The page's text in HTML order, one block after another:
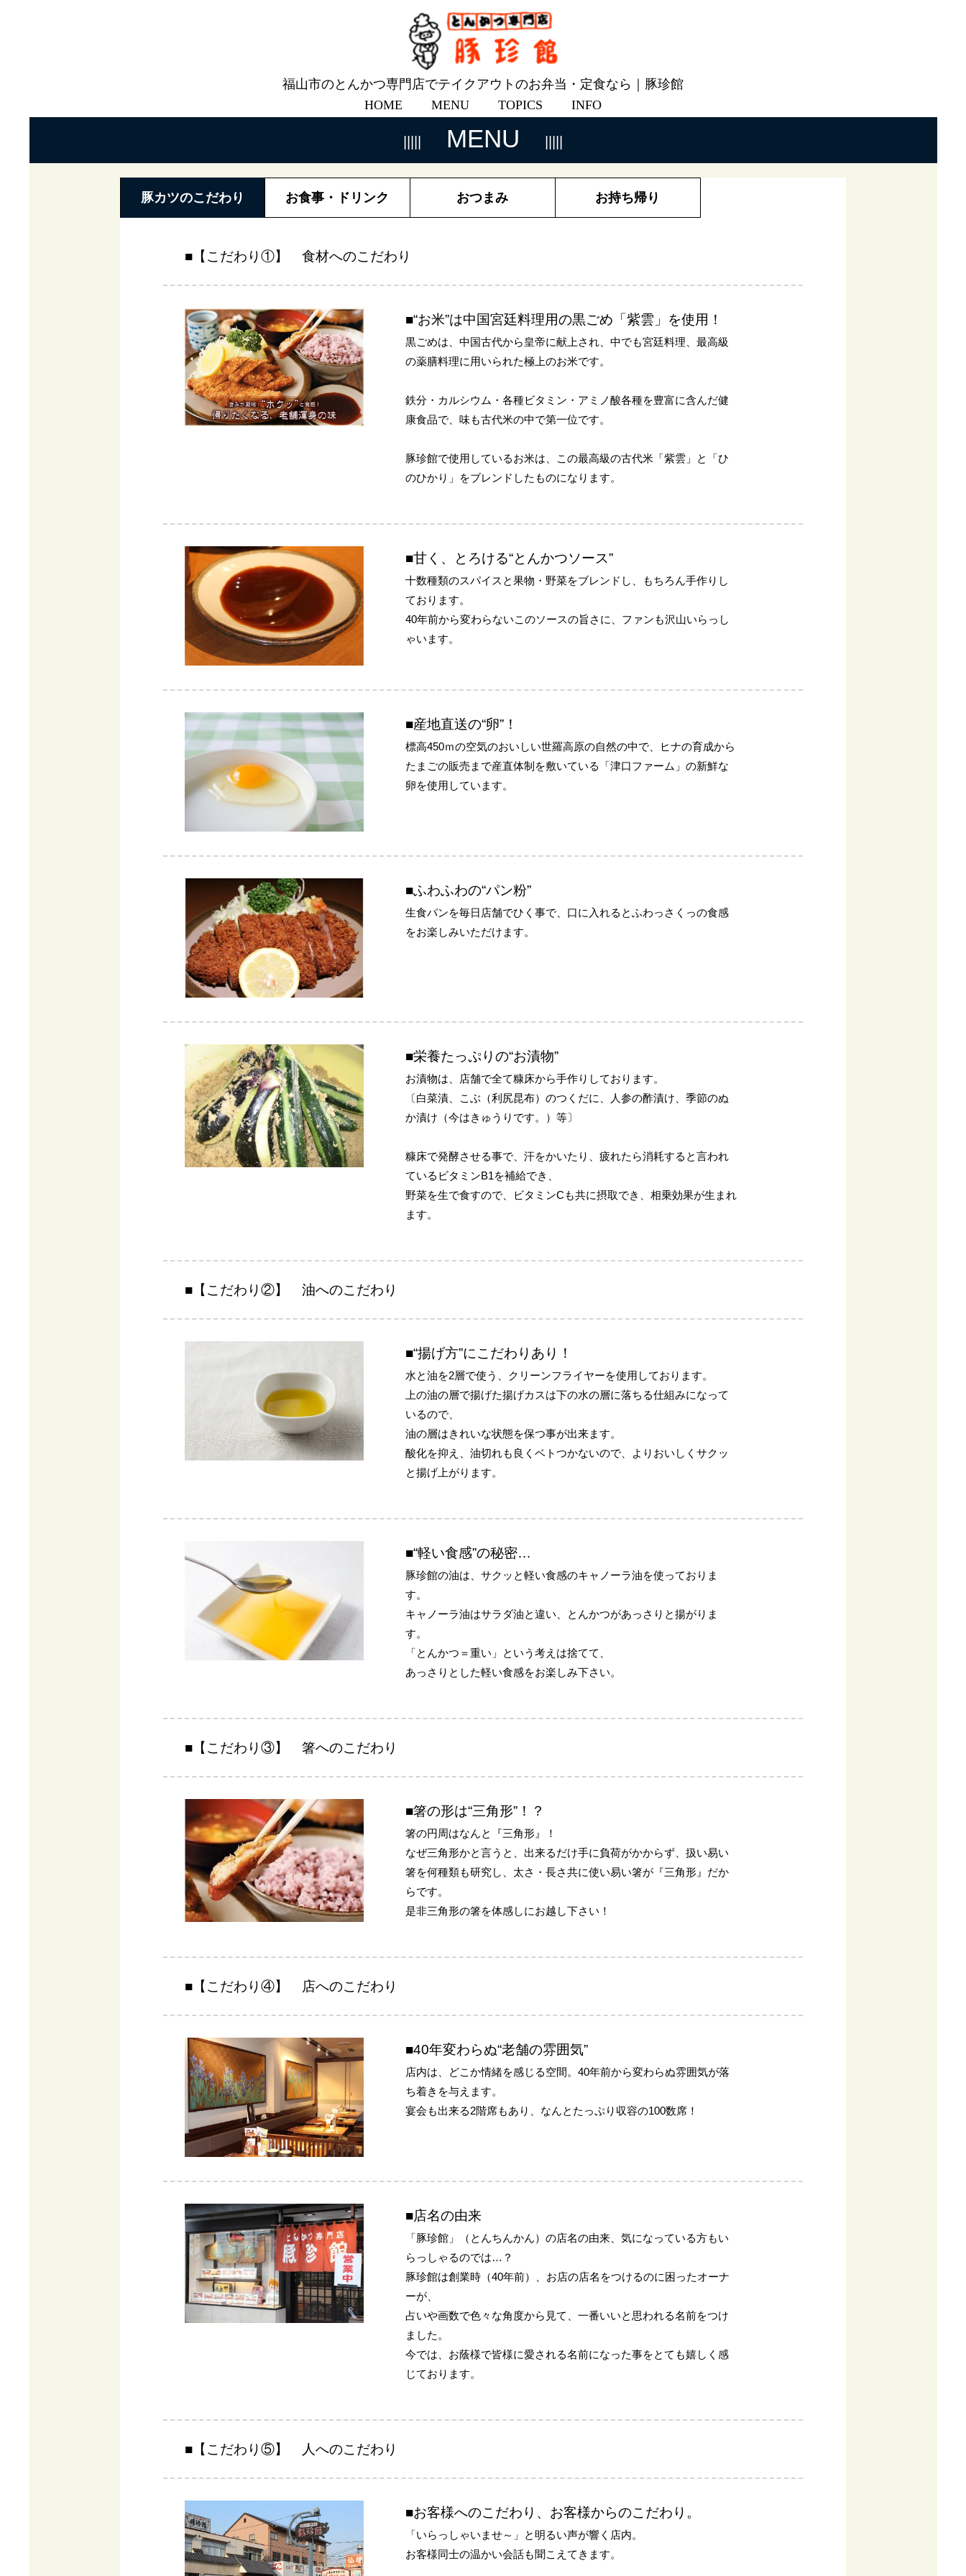
福山市のとんかつ専門店でテイクアウトのお弁当・定食なら｜豚珍館
HOME
MENU TOPICS INFO
MENU
豚カツのこだわり
■【こだわり①】 食材へのこだわり
■“お米”は中国宮廷料理用の黒ごめ「紫雲」を使用！
黒ごめは、中国古代から皇帝に献上され、中でも宮廷料理、最高級
の薬膳料理に用いられた極上のお米です。
鉄分・カルシウム・各種ビタミン・アミノ酸各種を豊富に含んだ健
康食品で、味も古代米の中で第一位です。
豚珍館で使用しているお米は、この最高級の古代米「紫雲」と「ひ
のひかり」をブレンドしたものになります。
■甘く、とろける“とんかつソース”
十数種類のスパイスと果物・野菜をブレンドし、もちろん手作りし
ております。
40年前から変わらないこのソースの旨さに、ファンも沢山いらっし
ゃいます。
■産地直送の“卵”！
標高450ｍの空気のおいしい世羅高原の自然の中で、ヒナの育成から
たまごの販売まで産直体制を敷いている「津口ファーム」の新鮮な
卵を使用しています。
■ふわふわの“パン粉”
生食パンを毎日店舗でひく事で、口に入れるとふわっさくっの食感
をお楽しみいただけます。
■栄養たっぷりの“お漬物”
お漬物は、店舗で全て糠床から手作りしております。
〔白菜漬、こぶ（利尻昆布）のつくだに、人参の酢漬け、季節のぬ
か漬け（今はきゅうりです。）等〕
糠床で発酵させる事で、汗をかいたり、疲れたら消耗すると言われ
ているビタミンB1を補給でき、
野菜を生で食すので、ビタミンCも共に摂取でき、相乗効果が生まれ
ます。
■【こだわり②】 油へのこだわり
■“揚げ方”にこだわりあり！
水と油を2層で使う、クリーンフライヤーを使用しております。
上の油の層で揚げた揚げカスは下の水の層に落ちる仕組みになって
いるので、
油の層はきれいな状態を保つ事が出来ます。
酸化を抑え、油切れも良くベトつかないので、よりおいしくサクッ
と揚げ上がります。
■“軽い食感”の秘密…
豚珍館の油は、サクッと軽い食感のキャノーラ油を使っておりま
す。
キャノーラ油はサラダ油と違い、とんかつがあっさりと揚がりま
す。
「とんかつ＝重い」という考えは捨てて、
あっさりとした軽い食感をお楽しみ下さい。
■【こだわり③】 箸へのこだわり
■箸の形は“三角形”！？
箸の円周はなんと『三角形』！
なぜ三角形かと言うと、出来るだけ手に負荷がかからず、扱い易い
箸を何種類も研究し、太さ・長さ共に使い易い箸が『三角形』だか
らです。
是非三角形の箸を体感しにお越し下さい！
■【こだわり④】 店へのこだわり
■40年変わらぬ“老舗の雰囲気”
店内は、どこか情緒を感じる空間。40年前から変わらぬ雰囲気が落
ち着きを与えます。
宴会も出来る2階席もあり、なんとたっぷり収容の100数席！
■店名の由来
「豚珍館」（とんちんかん）の店名の由来、気になっている方もい
らっしゃるのでは…？
豚珍館は創業時（40年前）、お店の店名をつけるのに困ったオーナ
ーが、
占いや画数で色々な角度から見て、一番いいと思われる名前をつけ
ました。
今では、お蔭様で皆様に愛される名前になった事をとても嬉しく感
じております。
■【こだわり⑤】 人へのこだわり
■お客様へのこだわり、お客様からのこだわり。
「いらっしゃいませ～」と明るい声が響く店内。
お客様同士の温かい会話も聞こえてきます。
お食事・ドリンク おつまみ お持ち帰り